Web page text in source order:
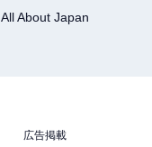
All About Japan
広告掲載